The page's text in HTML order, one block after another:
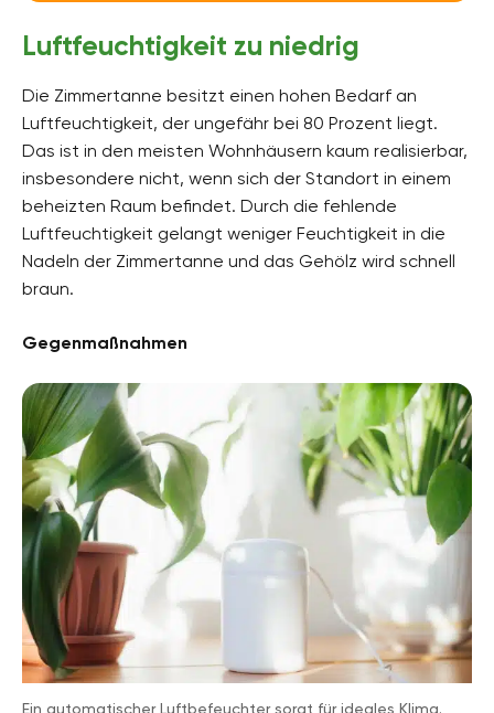
Luftfeuchtigkeit zu niedrig
Die Zimmertanne besitzt einen hohen Bedarf an
Luftfeuchtigkeit, der ungefähr bei 80 Prozent liegt.
Das ist in den meisten Wohnhäusern kaum realisierbar,
insbesondere nicht, wenn sich der Standort in einem
beheizten Raum befindet. Durch die fehlende
Luftfeuchtigkeit gelangt weniger Feuchtigkeit in die
Nadeln der Zimmertanne und das Gehölz wird schnell
braun.
Gegenmaßnahmen
Ein automatischer Luftbefeuchter sorgt für ideales Klima.